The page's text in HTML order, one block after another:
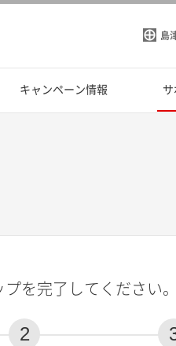
島
キャンペーン情報 サ
を完了してください。
2